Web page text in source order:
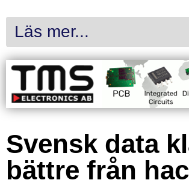
Läs mer...
Svensk data
bättre från